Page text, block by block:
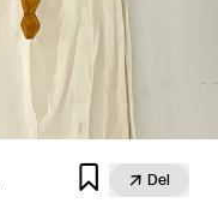
  Del